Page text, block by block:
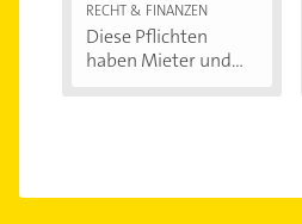
RECHT & FINANZEN
Diese Pflichten
haben Mieter und...